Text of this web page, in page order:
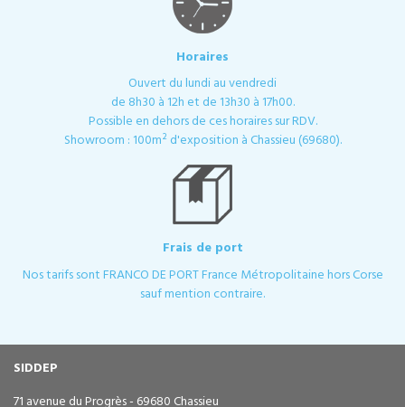
Horaires
Ouvert du lundi au vendredi
de 8h30 à 12h et de 13h30 à 17h00.
Possible en dehors de ces horaires sur RDV.
Showroom : 100m² d'exposition à Chassieu (69680).
Frais de port
Nos tarifs sont FRANCO DE PORT France Métropolitaine hors Corse
sauf mention contraire.
SIDDEP
71 avenue du Progrès - 69680 Chassieu